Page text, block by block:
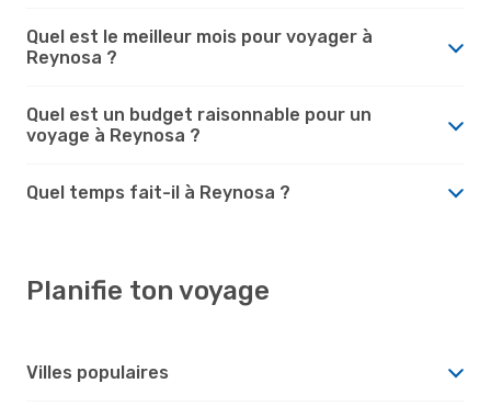
Quel est le meilleur mois pour voyager à
Reynosa ?
Quel est un budget raisonnable pour un
voyage à Reynosa ?
Quel temps fait-il à Reynosa ?
Planifie ton voyage
Villes populaires